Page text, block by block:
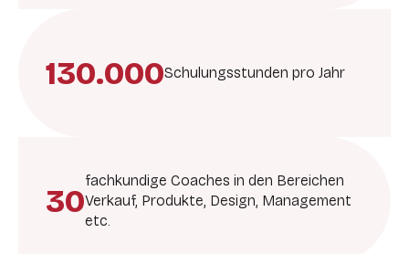
130.000Schulungsstunden pro Jahr
30
fachkundige Coaches in den Bereichen
Verkauf, Produkte, Design, Management
etc.